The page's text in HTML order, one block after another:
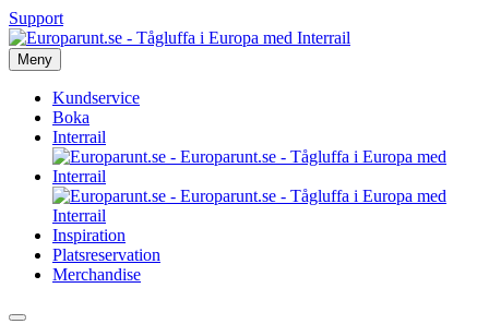
Support
Meny
Kundservice
Boka
Interrail
Inspiration
Platsreservation
Merchandise